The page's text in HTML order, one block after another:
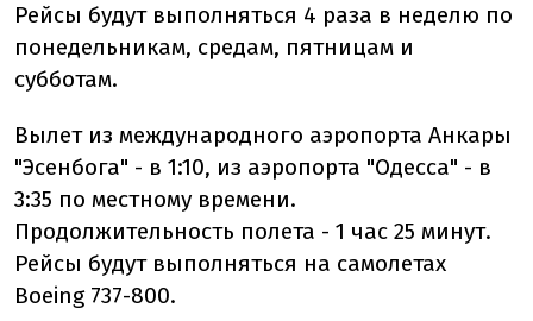
Рейсы будут выполняться 4 раза в неделю по
понедельникам, средам, пятницам и
субботам.
Вылет из международного аэропорта Анкары
"Эсенбога" - в 1:10, из аэропорта "Одесса" - в
3:35 по местному времени.
Продолжительность полета - 1 час 25 минут.
Рейсы будут выполняться на самолетах
Boeing 737-800.